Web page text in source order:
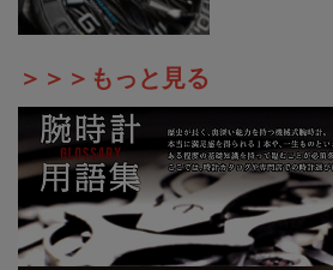
＞＞＞もっと見る